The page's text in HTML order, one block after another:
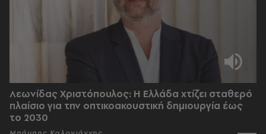
Λεωνίδας Χριστόπουλος: Η Ελλάδα χτίζει σταθερό
πλαίσιο για την οπτικοακουστική δημιουργία έως
το 2030